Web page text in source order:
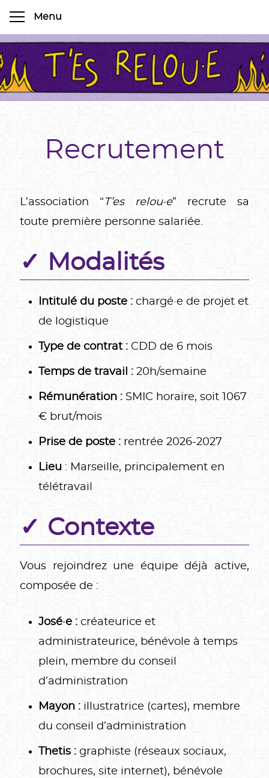
Recrutement
L’association “ T’es relou·e” recrute sa
toute première personne salariée.
Modalités
Intitulé du poste :chargé·e de projet et
de logistique
Type de contrat : CDD de 6 mois
Temps de travail :20h/semaine
Rémunération : SMIC horaire, soit 1067
€ brut/mois
Prise de poste : rentrée 2026-2027
Lieu : Marseille, principalement en
télétravail
Contexte
Vous rejoindrez une équipe déjà active,
composée de :
José·e :créateurice et
administrateurice, bénévole à temps
plein, membre du conseil
d’administration
Mayon :illustratrice (cartes), membre
du conseil d’administration
Thetis :graphiste (réseaux sociaux,
brochures, site internet), bénévole